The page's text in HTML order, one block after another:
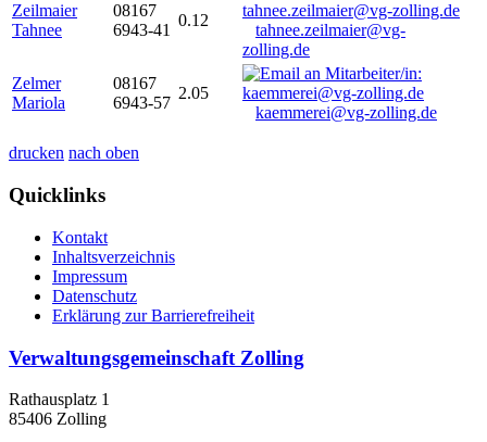
Zeilmaier
Tahnee
08167
6943-41
0.12
tahnee.zeilmaier@vg-
zolling.de
Zelmer
Mariola
08167
6943-57
2.05
kaemmerei@vg-zolling.de
drucken nach oben
Quicklinks
Kontakt
Inhaltsverzeichnis
Impressum
Datenschutz
Erklärung zur Barrierefreiheit
Verwaltungsgemeinschaft Zolling
Rathausplatz 1
85406 Zolling